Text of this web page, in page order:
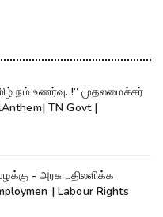
நம் உணர்வு..!” முதலமைச்சர்
TN Govt |
- அரசு பதிலளிக்க
Employmen | Labour Rights